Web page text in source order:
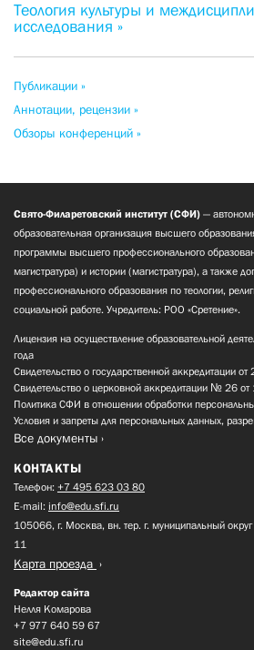
Теология культуры и
исследования »
Публикации »
Аннотации, рецензии »
Обзоры конференций »
Свято-Филаретовский институт (СФИ) —
образовательная организация высшего
программы высшего профессионального
магистратура) и истории (магистратура), а также
профессионального образования по теологии,
социальной работе. Учредитель: РОО «Сретение».
Лицензия на осуществление образовательной
года
Свидетельство о государственной аккредитации
Свидетельство о церковной аккредитации № 26
Политика СФИ в отношении обработки
Условия и запреты для персональных данных,
Все документы
КОНТАКТЫ
Телефон: +7 495 623 03 80
E-mail: info@edu.sfi.ru
105066, г. Москва, вн. тер. г. муниципальный
11
Карта проезда
Редактор сайта
Нелля Комарова
+7 977 640 59 67
site@edu.sfi.ru